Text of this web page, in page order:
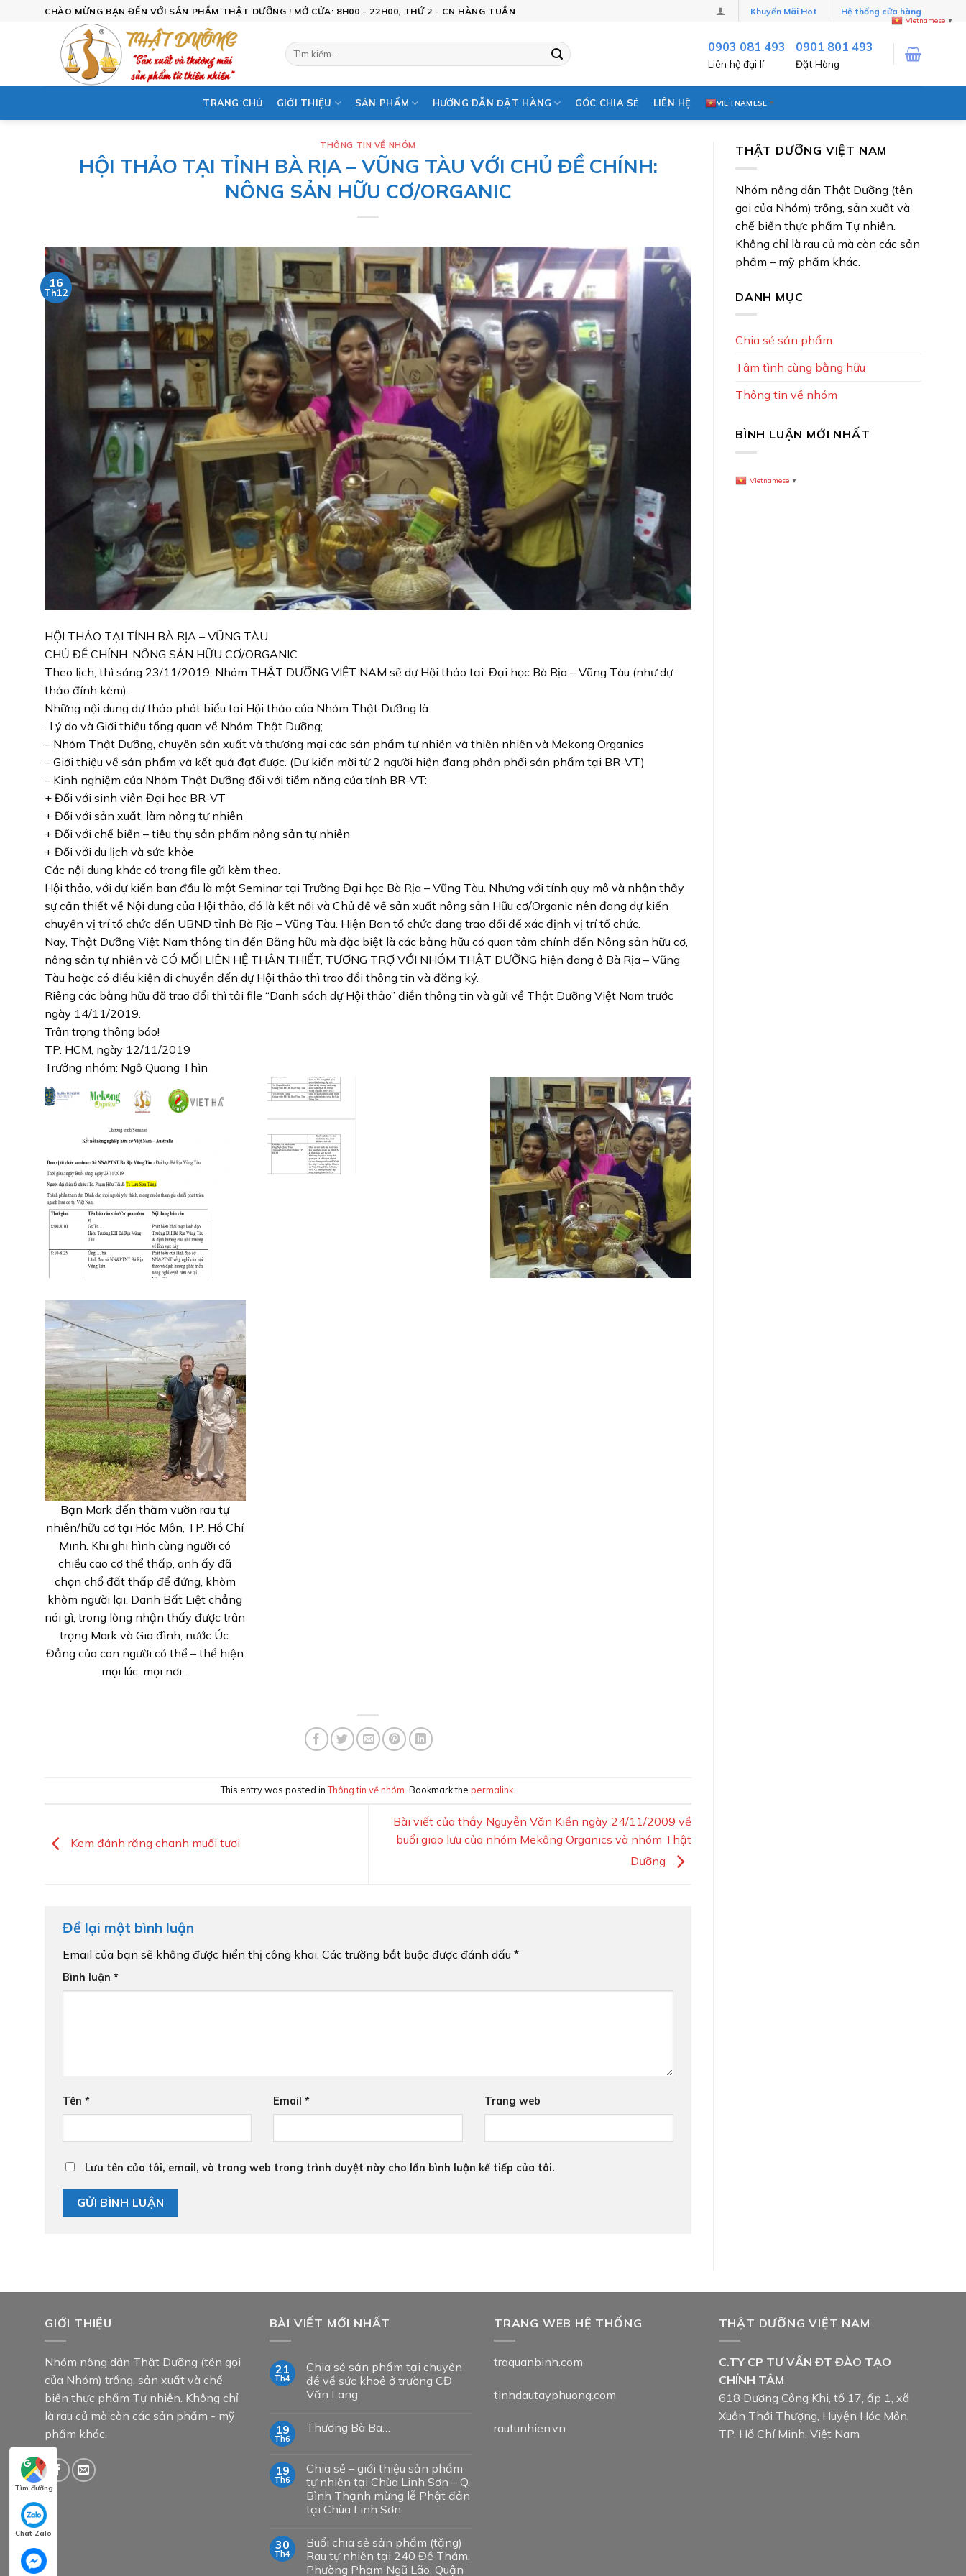
CHÀO MỪNG BẠN ĐẾN VỚI SẢN PHẨM THẬT DƯỠNG ! MỞ CỬA: 8H00 - 22H00, THỨ 2 - CN HÀNG TUẦN Khuyến Mãi Hot Hệ thống cửa hàng
Tìm
kiếm:
0903 081 493
Liên hệ đại lí
0901 801 493
Đặt Hàng
TRANG CHỦ GIỚI THIỆU SẢN PHẨM HƯỚNG DẪN ĐẶT HÀNG GÓC CHIA SẺ LIÊN HỆ VIETNAMESE ▼
THÔNG TIN VỀ NHÓM
HỘI THẢO TẠI TỈNH BÀ RỊA – VŨNG TÀU VỚI CHỦ ĐỀ CHÍNH:
NÔNG SẢN HỮU CƠ/ORGANIC
16
Th12
HỘI THẢO TẠI TỈNH BÀ RỊA – VŨNG TÀU
CHỦ ĐỀ CHÍNH: NÔNG SẢN HỮU CƠ/ORGANIC
Theo lịch, thì sáng 23/11/2019. Nhóm THẬT DƯỠNG VIỆT NAM sẽ dự Hội thảo tại: Đại học Bà Rịa – Vũng Tàu (như dự
thảo đính kèm).
Những nội dung dự thảo phát biểu tại Hội thảo của Nhóm Thật Dưỡng là:
. Lý do và Giới thiệu tổng quan về Nhóm Thật Dưỡng;
– Nhóm Thật Dưỡng, chuyên sản xuất và thương mại các sản phẩm tự nhiên và thiên nhiên và Mekong Organics
– Giới thiệu về sản phẩm và kết quả đạt được. (Dự kiến mời từ 2 người hiện đang phân phối sản phẩm tại BR-VT)
– Kinh nghiệm của Nhóm Thật Dưỡng đối với tiềm năng của tỉnh BR-VT:
+ Đối với sinh viên Đại học BR-VT
+ Đối với sản xuất, làm nông tự nhiên
+ Đối với chế biến – tiêu thụ sản phẩm nông sản tự nhiên
+ Đối với du lịch và sức khỏe
Các nội dung khác có trong file gửi kèm theo.
Hội thảo, với dự kiến ban đầu là một Seminar tại Trường Đại học Bà Rịa – Vũng Tàu. Nhưng với tính quy mô và nhận thấy
sự cần thiết về Nội dung của Hội thảo, đó là kết nối và Chủ đề về sản xuất nông sản Hữu cơ/Organic nên đang dự kiến
chuyển vị trí tổ chức đến UBND tỉnh Bà Rịa – Vũng Tàu. Hiện Ban tổ chức đang trao đổi để xác định vị trí tổ chức.
Nay, Thật Dưỡng Việt Nam thông tin đến Bằng hữu mà đặc biệt là các bằng hữu có quan tâm chính đến Nông sản hữu cơ,
nông sản tự nhiên và CÓ MỐI LIÊN HỆ THÂN THIẾT, TƯƠNG TRỢ VỚI NHÓM THẬT DƯỠNG hiện đang ở Bà Rịa – Vũng
Tàu hoặc có điều kiện di chuyển đến dự Hội thảo thì trao đổi thông tin và đăng ký.
Riêng các bằng hữu đã trao đổi thì tải file “Danh sách dự Hội thảo” điền thông tin và gửi về Thật Dưỡng Việt Nam trước
ngày 14/11/2019.
Trân trọng thông báo!
TP. HCM, ngày 12/11/2019
Trưởng nhóm: Ngô Quang Thìn
Bạn Mark đến thăm vườn rau tự
nhiên/hữu cơ tại Hóc Môn, TP. Hồ Chí
Minh. Khi ghi hình cùng người có
chiều cao cơ thể thấp, anh ấy đã
chọn chổ đất thấp để đứng, khòm
khòm người lại. Danh Bất Liệt chẳng
nói gì, trong lòng nhận thấy được trân
trọng Mark và Gia đình, nước Úc.
Đẳng của con người có thể – thể hiện
mọi lúc, mọi nơi,..
This entry was posted inThông tin về nhóm. Bookmark the permalink.
Kem đánh răng chanh muối tươi
Bài viết của thầy Nguyễn Văn Kiền ngày 24/11/2009 về
buổi giao lưu của nhóm Mekông Organics và nhóm Thật
Dưỡng
Để lại một bình luận
Email của bạn sẽ không được hiển thị công khai. Các trường bắt buộc được đánh dấu *
Bình luận *
Tên * Email* Trang web
Lưu tên của tôi, email, và trang web trong trình duyệt này cho lần bình luận kế tiếp của tôi.
THẬT DƯỠNG VIỆT NAM
Nhóm nông dân Thật Dưỡng (tên
goi của Nhóm) trồng, sản xuất và
chế biến thực phẩm Tự nhiên.
Không chỉ là rau củ mà còn các sản
phẩm – mỹ phẩm khác.
DANH MỤC
Chia sẻ sản phẩm
Tâm tình cùng bằng hữu
Thông tin về nhóm
BÌNH LUẬN MỚI NHẤT
Vietnamese ▼
GIỚI THIỆU
Nhóm nông dân Thật Dưỡng (tên gọi
của Nhóm) trồng, sản xuất và chế
biến thực phẩm Tự nhiên. Không chỉ
là rau củ mà còn các sản phẩm - mỹ
phẩm khác.
BÀI VIẾT MỚI NHẤT
21
Th4
Chia sẻ sản phẩm tại chuyên
đề về sức khoẻ ở trường CĐ
Văn Lang
19
Th6
Thương Bà Ba…
19
Th6
Chia sẻ – giới thiệu sản phẩm
tự nhiên tại Chùa Linh Sơn – Q.
Bình Thạnh mừng lễ Phật đản
tại Chùa Linh Sơn
30
Th4
Buổi chia sẻ sản phẩm (tặng)
Rau tự nhiên tại 240 Đề Thám,
Phường Phạm Ngũ Lão, Quận
TRANG WEB HỆ THỐNG
traquanbinh.com
tinhdautayphuong.com
rautunhien.vn
THẬT DƯỠNG VIỆT NAM
C.TY CP TƯ VẤN ĐT ĐÀO TẠO
CHÍNH TÂM
618 Dương Công Khi, tổ 17, ấp 1, xã
Xuân Thới Thượng, Huyện Hóc Môn,
TP. Hồ Chí Minh, Việt Nam
Vietnamese ▼
Tìm đường
Chat Zalo